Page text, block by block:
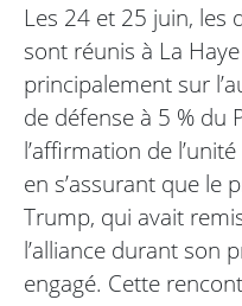
Les 24 et 25 juin, les
sont réunis à La
principalement sur
de défense à 5 % du
l’affirmation de
en s’assurant que le
Trump, qui avait
l’alliance durant son
engagé. Cette